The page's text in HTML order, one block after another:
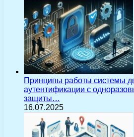
Принципы работы системы
аутентификации с
защиты…
16.07.2025